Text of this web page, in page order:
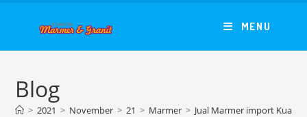
MENU
Blog
> 2021 > November > 21 > Marmer > Jual Marmer import